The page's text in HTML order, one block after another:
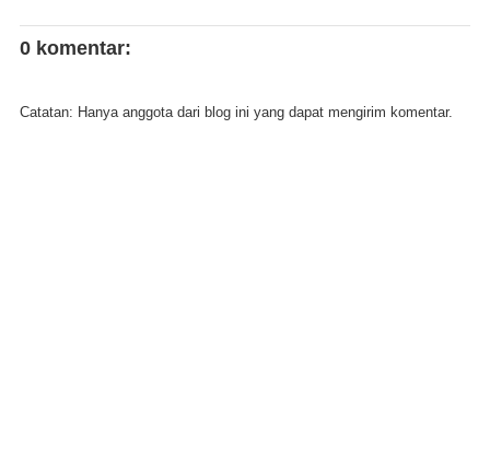
0 komentar:
Catatan: Hanya anggota dari blog ini yang dapat mengirim komentar.